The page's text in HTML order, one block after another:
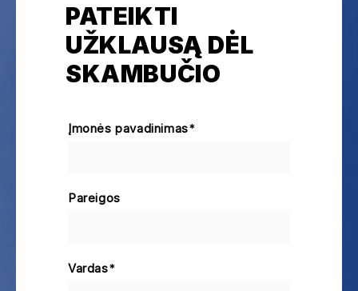
PATEIKTI
UŽKLAUSĄ DĖL
SKAMBUČIO
Įmonės pavadinimas*
Pareigos
Vardas*